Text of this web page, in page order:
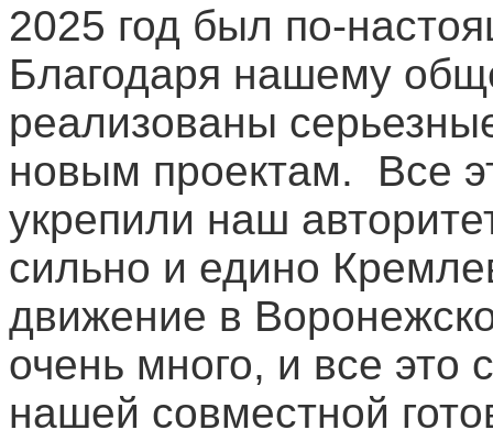
2025 год был по-
Благодаря нашему
реализованы
новым проектам. Все
укрепили наш
сильно и едино
движение в
очень много, и все это
нашей совместной